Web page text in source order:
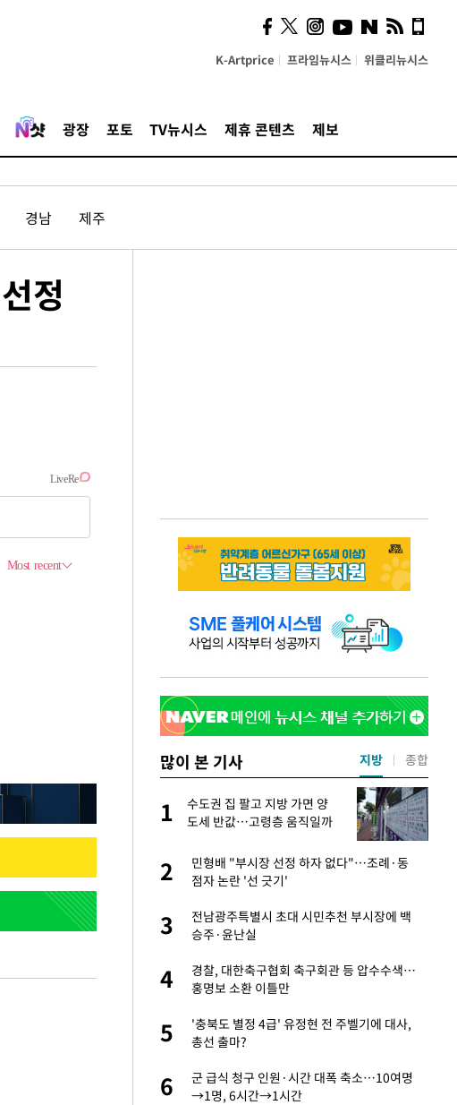
K-Artprice 프라임뉴시스 위클리뉴시스
광장 포토 TV뉴시스 제휴 콘텐츠 제보
경남 제주
정
많이 본 기사
전세금 미
기 수법…엄
'별일 없이 산다' 선곡…쿨한
1
수도권 집 팔고 지방 가면 양
도세 반값…고령층 움직일까
2
민형배 "부시장 선정 하자 없다"…조례·동
점자 논란 '선 긋기'
3
전남광주특별시 초대 시민추천 부시장에 백
승주·윤난실
4
경찰, 대한축구협회 축구회관 등 압수수색…
홍명보 소환 이틀만
5
'충북도 별정 4급' 유정현 전 주벨기에 대사,
총선 출마?
6
군 급식 청구 인원·시간 대폭 축소…10여명
→1명, 6시간→1시간
지방 종합